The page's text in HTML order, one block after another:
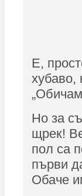
Е,
хубаво,
Но за
щрек!
пол са
първи
Обаче